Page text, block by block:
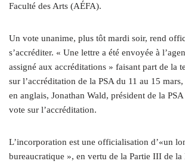
Faculté des Arts (AÉFA).
Un vote unanime, plus tôt mardi soir, rend
s’accréditer. « Une lettre a été envoyée à
assigné aux accréditations » faisant part de la
sur l’accréditation de la PSA du 11 au 15
en anglais, Jonathan Wald, président de la
vote sur l’accréditation.
L’incorporation est une officialisation d’«un
bureaucratique », en vertu de la Partie III de la